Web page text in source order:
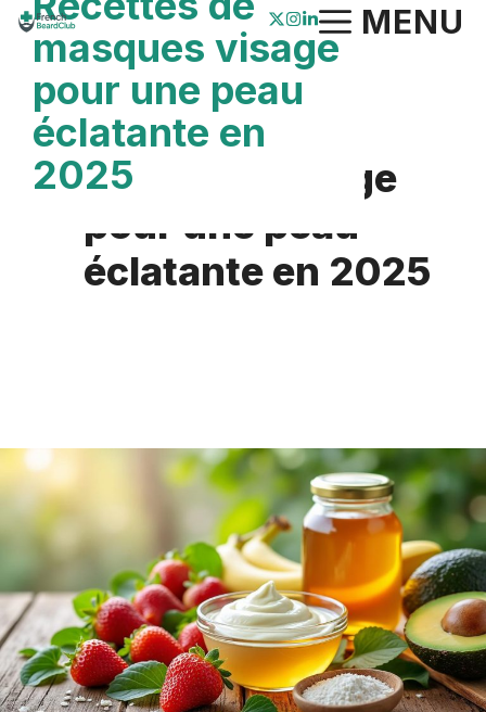
Aller
contenu
MENU
Recettes de
masques visage
pour une peau
éclatante en 2025
masques visage
pour une peau
éclatante en
2025